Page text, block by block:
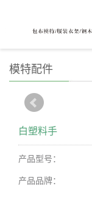
模特配件
白塑料手
产品型号：
产品品牌：